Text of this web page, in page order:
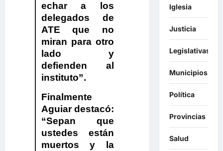
echar a los
delegados de
ATE que no
miran para otro
lado y
defienden al
instituto”.
Finalmente
Aguiar destacó:
“Sepan que
ustedes están
muertos y la
Iglesia
Justicia
Legislativas
Municipios
Política
Provincias
Salud